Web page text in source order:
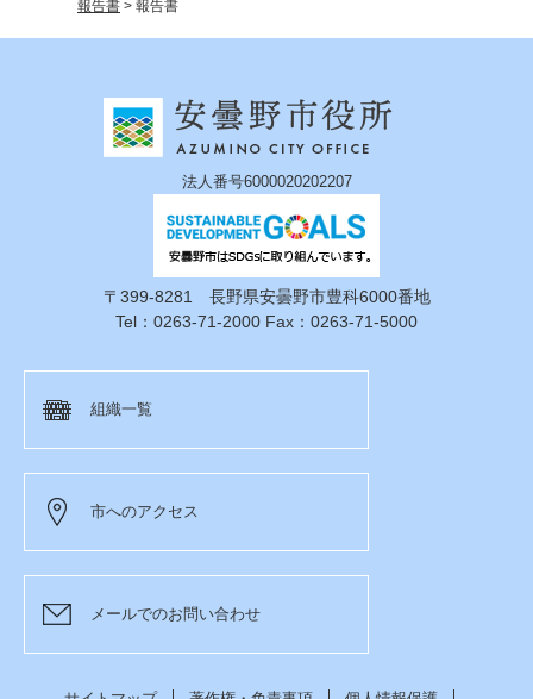
報告書 > 報告書
法人番号6000020202207
〒399-8281 長野県安曇野市豊科6000番地
Tel：0263-71-2000 Fax：0263-71-5000
組織一覧
市へのアクセス
メールでのお問い合わせ